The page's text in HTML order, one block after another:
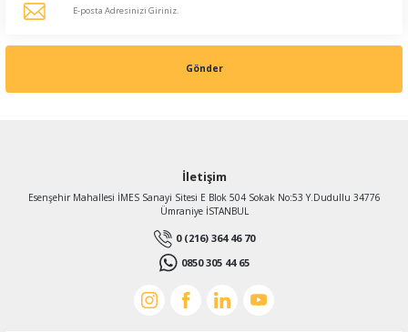
Gönder
İletişim
Esenşehir Mahallesi İMES Sanayi Sitesi E Blok 504 Sokak No:53 Y.Dudullu 34776
Ümraniye İSTANBUL
0 (216) 364 46 70
0850 305 44 65